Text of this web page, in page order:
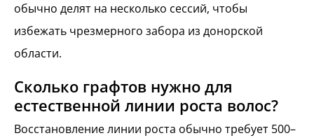
обычно делят на несколько сессий, чтобы
избежать чрезмерного забора из донорской
области.
Сколько графтов нужно для
естественной линии роста волос?
Восстановление линии роста обычно требует 500–